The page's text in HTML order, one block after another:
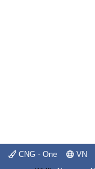
CNG - One VN